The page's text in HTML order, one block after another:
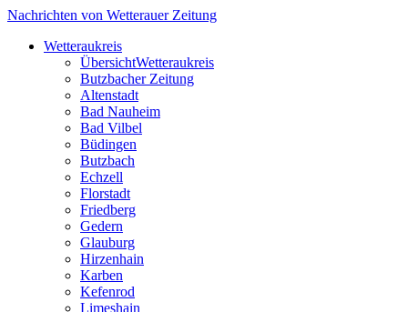
Nachrichten von Wetterauer Zeitung
Wetteraukreis
ÜbersichtWetteraukreis
Butzbacher Zeitung
Altenstadt
Bad Nauheim
Bad Vilbel
Büdingen
Butzbach
Echzell
Florstadt
Friedberg
Gedern
Glauburg
Hirzenhain
Karben
Kefenrod
Limeshain